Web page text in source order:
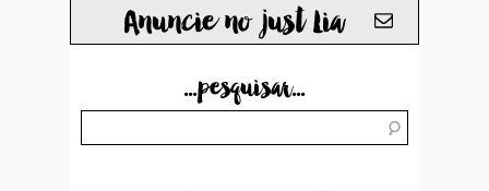
Anuncie no just Lia
...pesquisar...